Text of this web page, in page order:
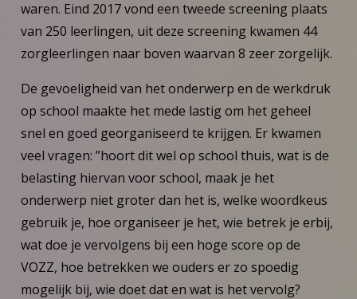
waren. Eind 2017 vond een tweede screening plaats
van 250 leerlingen, uit deze screening kwamen 44
zorgleerlingen naar boven waarvan 8 zeer zorgelijk.
De gevoeligheid van het onderwerp en de werkdruk
op school maakte het mede lastig om het geheel
snel en goed georganiseerd te krijgen. Er kwamen
veel vragen: ”hoort dit wel op school thuis, wat is de
belasting hiervan voor school, maak je het
onderwerp niet groter dan het is, welke woordkeus
gebruik je, hoe organiseer je het, wie betrek je erbij,
wat doe je vervolgens bij een hoge score op de
VOZZ, hoe betrekken we ouders er zo spoedig
mogelijk bij, wie doet dat en wat is het vervolg?